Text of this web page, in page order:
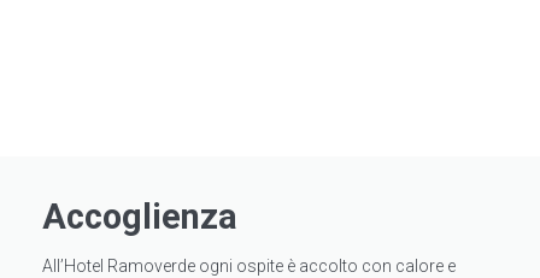
Accoglienza
All’Hotel Ramoverde ogni ospite è accolto con calore e